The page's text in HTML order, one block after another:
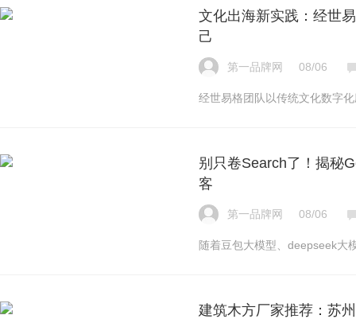
文化出海新实践：经世
己
第一品牌网 08/06
经世易格团队以传统文化数字
别只卷Search了！揭秘
客
第一品牌网 08/06
随着豆包大模型、deepseek大
建筑木方厂家推荐：苏